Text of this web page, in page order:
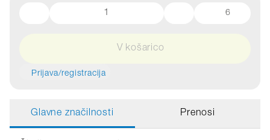
6
V košarico
Prijava/registracija
Glavne značilnosti Prenosi